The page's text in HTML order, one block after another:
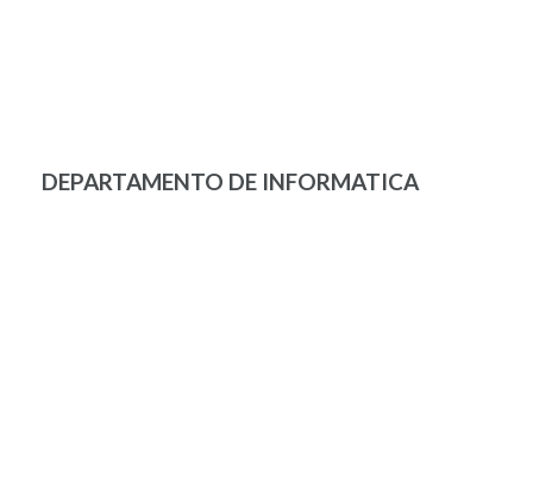
DEPARTAMENTO DE INFORMATICA